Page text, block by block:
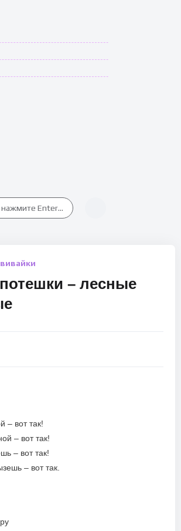
– лесные
– вот так!
– вот так!
– вот так!
– вот так.